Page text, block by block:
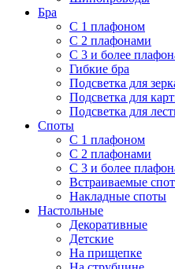
Бра
С 1 плафоном
С 2 плафонами
С 3 и более
Гибкие бра
Подсветка для
Подсветка для
Подсветка для
Споты
С 1 плафоном
С 2 плафонами
С 3 и более
Встраиваемые
Накладные споты
Настольные
Декоративные
Детские
На прищепке